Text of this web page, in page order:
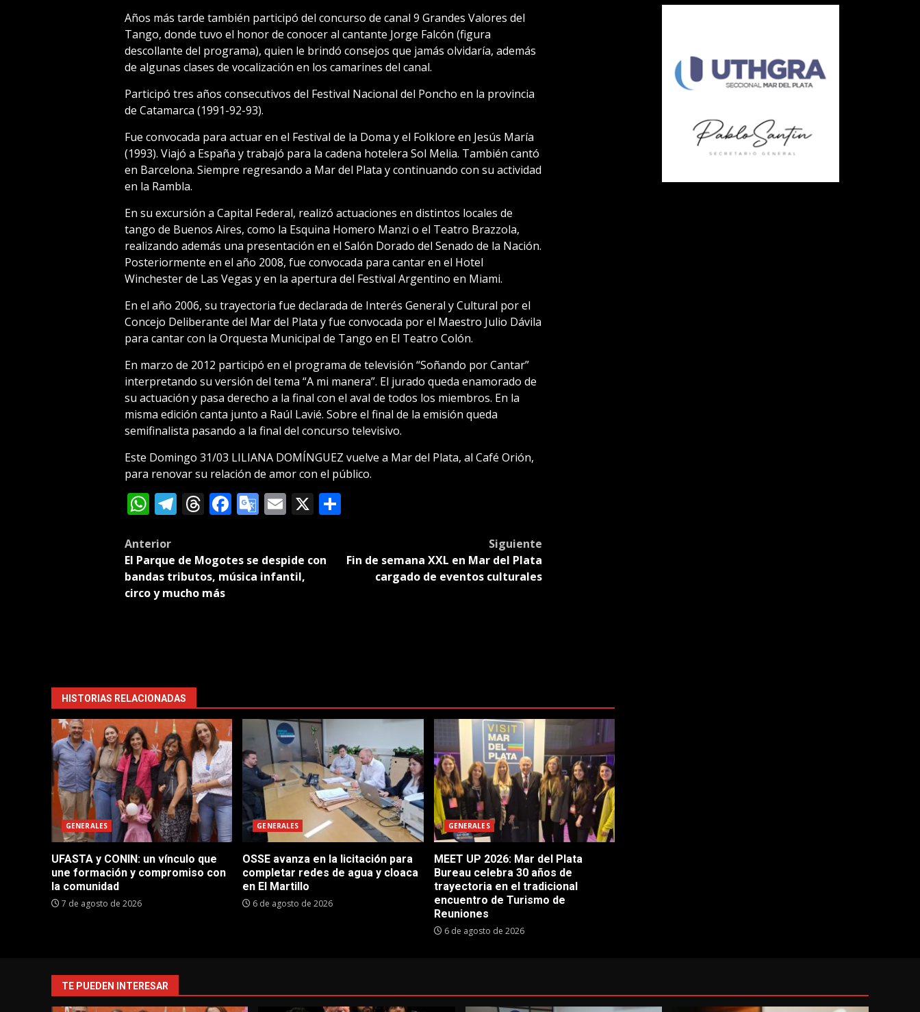
Años más tarde también participó del concurso de canal 9 Grandes Valores del
Tango, donde tuvo el honor de conocer al cantante Jorge Falcón (figura
descollante del programa), quien le brindó consejos que jamás olvidaría, además
de algunas clases de vocalización en los camarines del canal.
Participó tres años consecutivos del Festival Nacional del Poncho en la provincia
de Catamarca (1991-92-93).
Fue convocada para actuar en el Festival de la Doma y el Folklore en Jesús María
(1993). Viajó a España y trabajó para la cadena hotelera Sol Melia. También cantó
en Barcelona. Siempre regresando a Mar del Plata y continuando con su actividad
en la Rambla.
En su excursión a Capital Federal, realizó actuaciones en distintos locales de
tango de Buenos Aires, como la Esquina Homero Manzi o el Teatro Brazzola,
realizando además una presentación en el Salón Dorado del Senado de la Nación.
Posteriormente en el año 2008, fue convocada para cantar en el Hotel
Winchester de Las Vegas y en la apertura del Festival Argentino en Miami.
En el año 2006, su trayectoria fue declarada de Interés General y Cultural por el
Concejo Deliberante del Mar del Plata y fue convocada por el Maestro Julio Dávila
para cantar con la Orquesta Municipal de Tango en El Teatro Colón.
En marzo de 2012 participó en el programa de televisión “Soñando por Cantar”
interpretando su versión del tema “A mi manera”. El jurado queda enamorado de
su actuación y pasa derecho a la final con el aval de todos los miembros. En la
misma edición canta junto a Raúl Lavié. Sobre el final de la emisión queda
semifinalista pasando a la final del concurso televisivo.
Este Domingo 31/03 LILIANA DOMÍNGUEZ vuelve a Mar del Plata, al Café Orión,
para renovar su relación de amor con el público.
WhatsApp
Telegram
Threads
Facebook
Google
Email
X Compartir
Post
navigation
Anterior
El Parque de Mogotes se despide con
bandas tributos, música infantil,
circo y mucho más
Siguiente
Fin de semana XXL en Mar del Plata
cargado de eventos culturales
HISTORIAS RELACIONADAS
GENERALES
UFASTA y CONIN: un vínculo que
une formación y compromiso con
la comunidad
7 de agosto de 2026
GENERALES
OSSE avanza en la licitación para
completar redes de agua y cloaca
en El Martillo
6 de agosto de 2026
GENERALES
MEET UP 2026: Mar del Plata
Bureau celebra 30 años de
trayectoria en el tradicional
encuentro de Turismo de
Reuniones
6 de agosto de 2026
TE PUEDEN INTERESAR